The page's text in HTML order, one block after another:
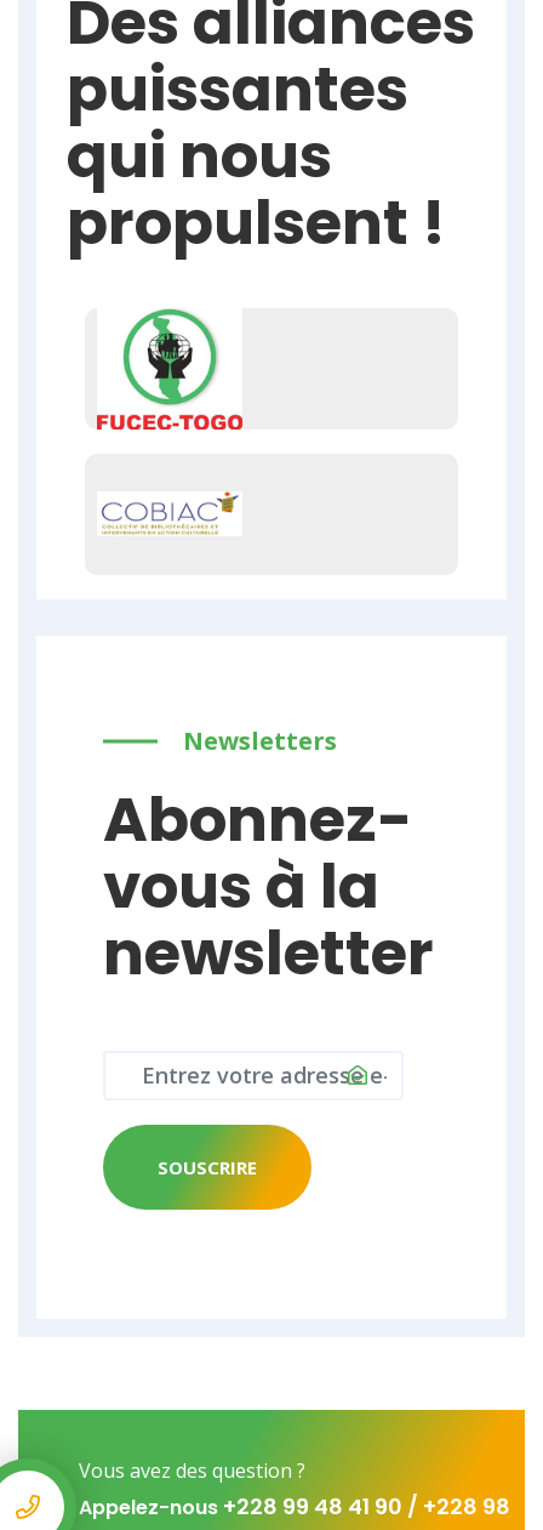
Des alliances
puissantes
qui nous
propulsent !
Newsletters
Abonnez-
vous à la
newsletter
SOUSCRIRE
Vous avez des question ?
Appelez-nous +228 99 48 41 90 / +228 98